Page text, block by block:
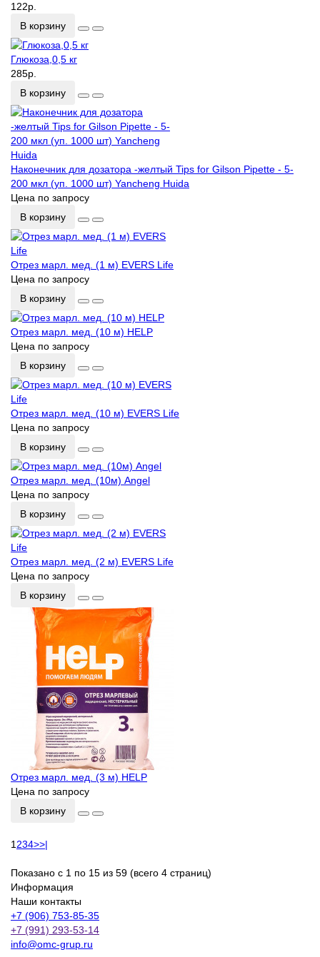
122р.
В корзину
Глюкоза,0,5 кг
285р.
В корзину
Наконечник для дозатора -желтый Tips for Gilson Pipette - 5-
200 мкл (уп. 1000 шт) Yancheng Huida
Цена по запросу
В корзину
Отрез марл. мед. (1 м) EVERS Life
Цена по запросу
В корзину
Отрез марл. мед. (10 м) HELP
Цена по запросу
В корзину
Отрез марл. мед. (10 м) EVERS Life
Цена по запросу
В корзину
Отрез марл. мед. (10м) Angel
Цена по запросу
В корзину
Отрез марл. мед. (2 м) EVERS Life
Цена по запросу
В корзину
Отрез марл. мед. (3 м) HELP
Цена по запросу
В корзину
1 234>>|
Показано с 1 по 15 из 59 (всего 4 страниц)
Информация
Наши контакты
+7 (906) 753-85-35
+7 (991) 293-53-14
info@omc-grup.ru